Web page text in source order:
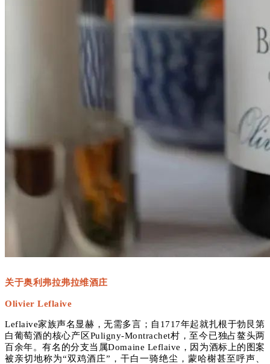
关于奥利弗拉弗拉维酒庄
Olivier Leflaive
Leflaive家族声名显赫，无需多言；自1717年起就扎根于勃艮第
白葡萄酒的核心产区Puligny-Montrachet村，至今已独占鳌头两
百余年。有名的分支当属Domaine Leflaive，因为酒标上的图案
被亲切地称为“双鸡酒庄”，干白一骑绝尘，蒙哈榭甚至呼声、